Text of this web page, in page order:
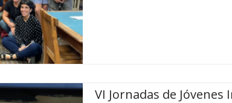
VI Jornadas de Jóvenes